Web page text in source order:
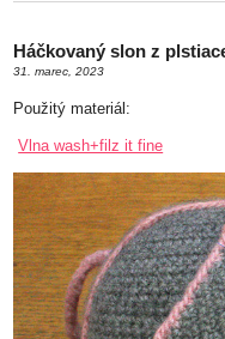
Háčkovaný slon z
31. marec, 2023
Použitý materiál:
Vlna wash+filz it fine